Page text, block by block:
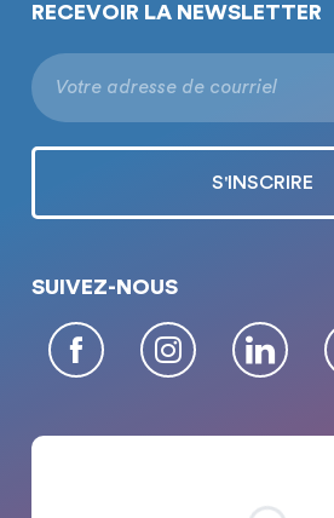
RECEVOIR LA NEWSLETTER
SUIVEZ-NOUS